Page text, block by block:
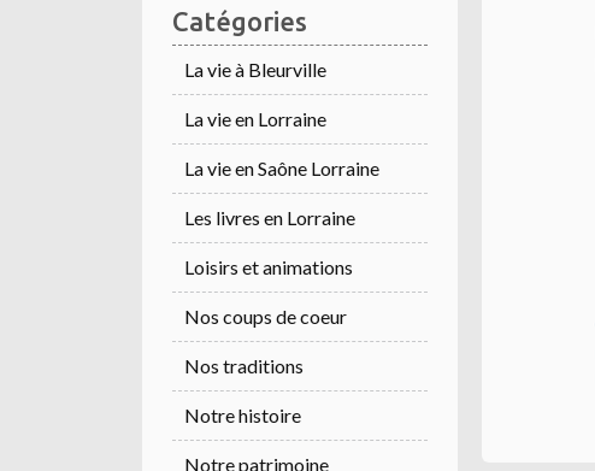
Catégories
La vie à Bleurville
La vie en Lorraine
La vie en Saône Lorraine
Les livres en Lorraine
Loisirs et animations
Nos coups de coeur
Nos traditions
Notre histoire
Notre patrimoine